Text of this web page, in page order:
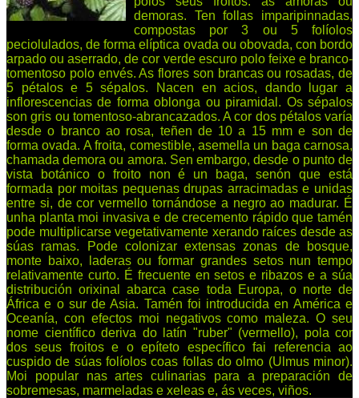
demoras. Ten follas imparipinnadas,
compostas por 3 ou 5 folíolos
peciolulados, de forma elíptica ovada ou obovada, con bordo
arpado ou aserrado, de cor verde escuro polo feixe e branco-
tomentoso polo envés. As flores son brancas ou rosadas, de
5 pétalos e 5 sépalos. Nacen en acios, dando lugar a
inflorescencias de forma oblonga ou piramidal. Os sépalos
son gris ou tomentoso-abrancazados. A cor dos pétalos varía
desde o branco ao rosa, teñen de 10 a 15 mm e son de
forma ovada. A froita, comestible, asemella un baga carnosa,
chamada demora ou amora. Sen embargo, desde o punto de
vista botánico o froito non é un baga, senón que está
formada por moitas pequenas drupas arracimadas e unidas
entre si, de cor vermello tornándose a negro ao madurar. É
unha planta moi invasiva e de crecemento rápido que tamén
pode multiplicarse vegetativamente xerando raíces desde as
súas ramas. Pode colonizar extensas zonas de bosque,
monte baixo, laderas ou formar grandes setos nun tempo
relativamente curto. É frecuente en setos e ribazos e a súa
distribución orixinal abarca case toda Europa, o norte de
África e o sur de Asia. Tamén foi introducida en América e
Oceanía, con efectos moi negativos como maleza. O seu
nome científico deriva do latín "ruber" (vermello), pola cor
dos seus froitos e o epíteto específico fai referencia ao
cuspido de súas folíolos coas follas do olmo (Ulmus minor).
Moi popular nas artes culinarias para a preparación de
sobremesas, marmeladas e xeleas e, ás veces, viños.